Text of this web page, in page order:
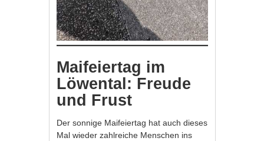
Maifeiertag im
Löwental: Freude
und Frust
Der sonnige Maifeiertag hat auch dieses
Mal wieder zahlreiche Menschen ins